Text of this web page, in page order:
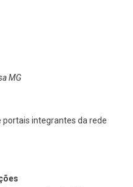
MG
portais integrantes da rede